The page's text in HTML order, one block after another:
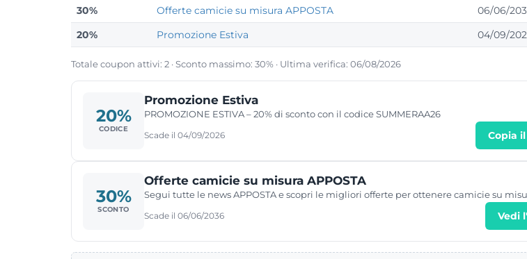
30%
Offerte camicie su misura APPOSTA
06/06/
20%
Promozione Estiva 04/09/
Totale coupon attivi: 2 · Sconto massimo: 30% · Ultima verifica: 06/08/2026
20%
CODICE
Promozione Estiva
PROMOZIONE ESTIVA – 20% di sconto con il codice SUMMERAA26
Scade il 04/09/2026 Copia
30%
SCONTO
Offerte camicie su misura APPOSTA
Segui tutte le news APPOSTA e scopri le migliori offerte per ottenere camicie su
Scade il 06/06/2036 Vedi